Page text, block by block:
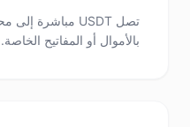
بالأموال أو المفاتيح الخاصة.